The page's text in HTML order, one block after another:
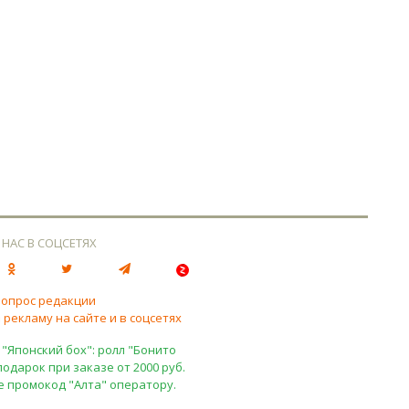
В СОЦСЕТЯХ
редакции
на сайте и в соцсетях
бох": ролл "Бонито
при заказе от 2000 руб.
промокод "Алта" оператору.